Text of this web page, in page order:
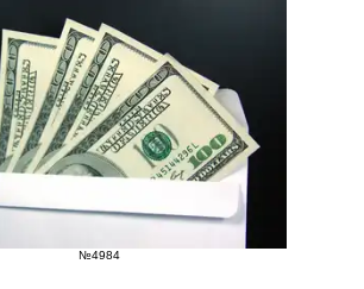
№4984